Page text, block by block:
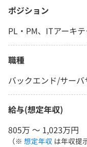
ポジション
PL・PM、ITアーキ
職種
バックエンド/サー
給与(想定年収)
805万 〜 1,023万円
（※ 想定年収 は年収提